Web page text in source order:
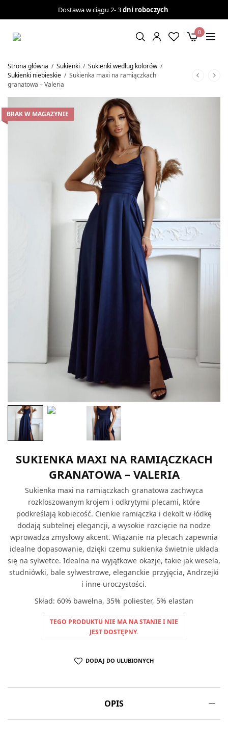
Dostawa w ciągu 2- 3dni roboczych
0
Strona główna / Sukienki / Sukienki według kolorów /
Sukienki niebieskie / Sukienka maxi na ramiączkach
granatowa – Valeria
BRAK W MAGAZYNIE
SUKIENKA MAXI NA RAMIĄCZKACH
GRANATOWA – VALERIA
Sukienka maxi na ramiączkach granatowa zachwyca
rozkloszowanym krojem i odkrytymi plecami, które
podkreślają kobiecość. Cienkie ramiączka i dekolt w łódkę
dodają subtelnej elegancji, a wysokie rozcięcie na nodze
wprowadza zmysłowy akcent. Wiązanie na plecach zapewnia
idealne dopasowanie, dzięki czemu sukienka świetnie układa
się na sylwetce. Idealna na wyjątkowe okazje, takie jak wesela,
studniówki, bale sylwestrowe, eleganckie przyjęcia, Andrzejki
i inne uroczystości.
Skład: 60% bawełna, 35% poliester, 5% elastan
TEGO PRODUKTU NIE MA NA STANIE I NIE
JEST DOSTĘPNY.
DODAJ DO ULUBIONYCH
OPIS